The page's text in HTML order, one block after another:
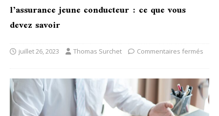
l’assurance jeune conducteur : ce que vous
devez savoir
juillet 26, 2023 Thomas Surchet Commentaires fermés